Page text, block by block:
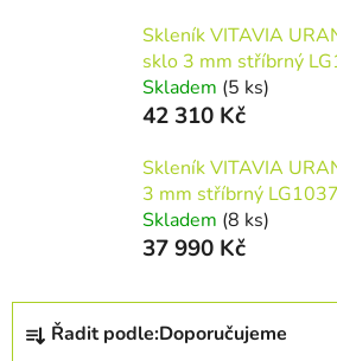
Skleník VITAVIA
sklo 3 mm stříbrný
Skladem (5 ks)
42 310 Kč
Skleník VITAVIA
3 mm stříbrný LG1037
Skladem (8 ks)
37 990 Kč
Ř
Řadit podle:Doporučujeme